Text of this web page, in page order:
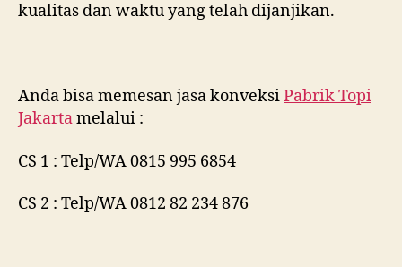
kualitas dan waktu yang telah dijanjikan.
Anda bisa memesan jasa konveksiPabrik Topi
Jakartamelalui :
CS 1 : Telp/WA 0815 995 6854
CS 2 : Telp/WA 0812 82 234 876